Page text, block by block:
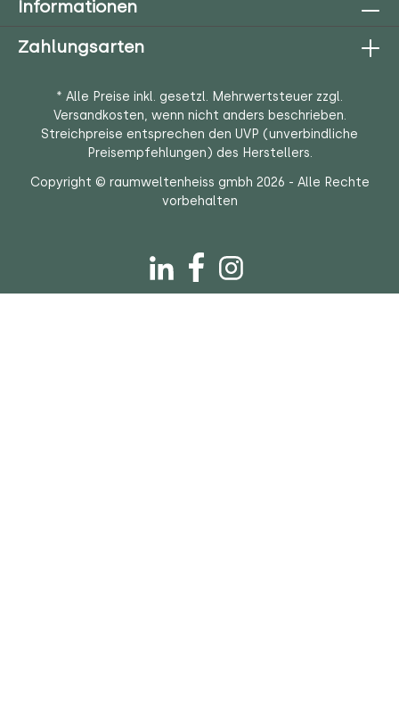
Informationen
Zahlungsarten
* Alle Preise inkl. gesetzl. Mehrwertsteuer zzgl.
Versandkosten, wenn nicht anders beschrieben.
Streichpreise entsprechen den UVP (unverbindliche
Preisempfehlungen) des Herstellers.
Copyright © raumweltenheiss gmbh 2026 - Alle Rechte
vorbehalten